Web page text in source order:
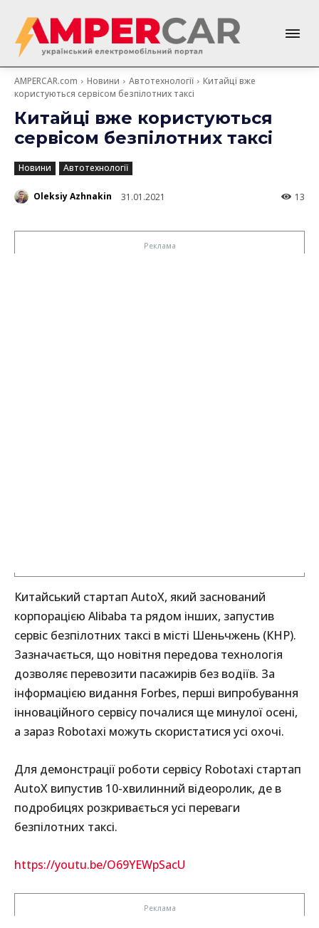
AMPERCAR.com Новини Автотехнології
Китайці вже
користуються сервісом безпілотних таксі
Китайці вже користуються
сервісом безпілотних таксі
Новини Автотехнології
Oleksiy Azhnakin 31.01.2021 13
Китайський стартап AutoX, який заснований
корпорацією Alibaba та рядом інших, запустив
сервіс безпілотних таксі в місті Шеньчжень (КНР).
Зазначається, що новітня передова технологія
дозволяє перевозити пасажирів без водіїв. За
інформацією видання Forbes, перші випробування
інноваційного сервісу почалися ще минулої осені,
а зараз Robotaxi можуть скористатися усі охочі.
Для демонстрації роботи сервісу Robotaxi стартап
AutoX випустив 10-хвилинний відеоролик, де в
подробицях розкривається усі переваги
безпілотних таксі.
https://youtu.be/O69YEWpSacU